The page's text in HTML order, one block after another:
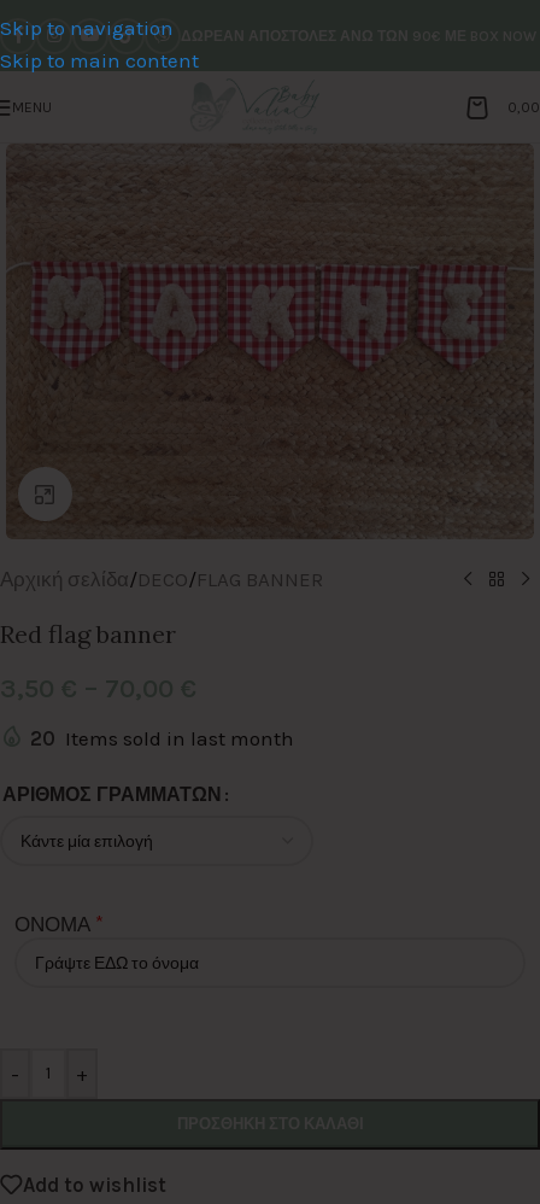
Skip to navigation
Skip to main content
MENU
Click to enlarge
Αρχική σελίδα/DECO/FLAG BANNER
Red flag banner
20 Items sold in last month
ΑΡΙΘΜΟΣ ΓΡΑΜΜΑΤΩΝ
ΟΝΟΜΑ *
- +
Alternative:
Add to wishlist